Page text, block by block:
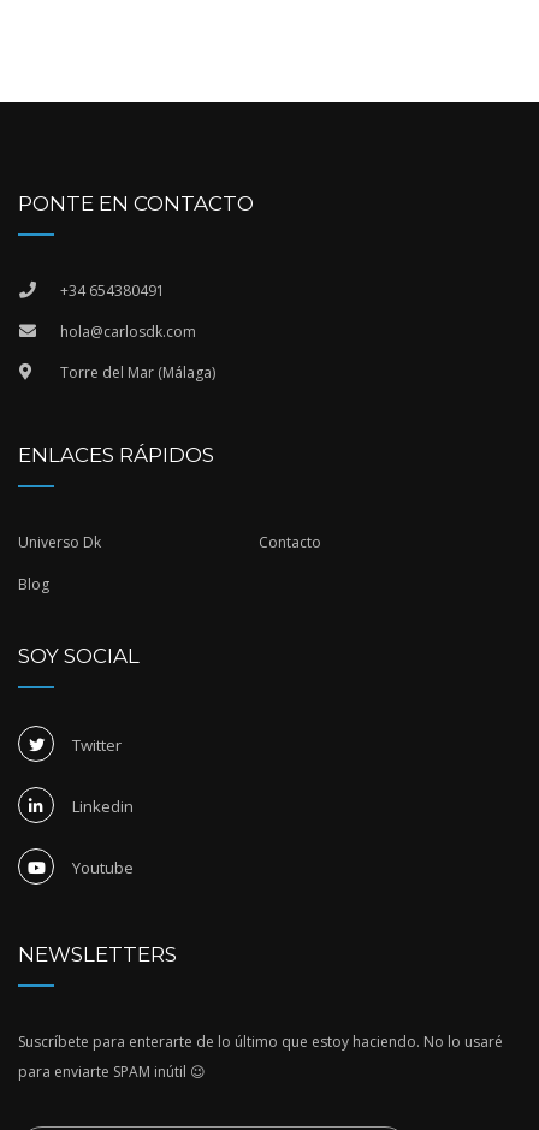
PONTE EN CONTACTO
+34 654380491
hola@carlosdk.com
Torre del Mar (Málaga)
ENLACES RÁPIDOS
Universo Dk Contacto
Blog
SOY SOCIAL
Twitter
Linkedin
Youtube
NEWSLETTERS
Suscríbete para enterarte de lo último que estoy haciendo. No lo usaré
para enviarte SPAM inútil 😉